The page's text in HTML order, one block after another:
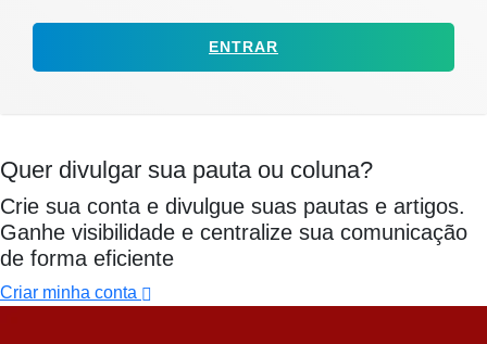
ENTRAR
Quer divulgar sua pauta ou coluna?
Crie sua conta e divulgue suas pautas e artigos.
Ganhe visibilidade e centralize sua comunicação
de forma eficiente
Criar minha conta